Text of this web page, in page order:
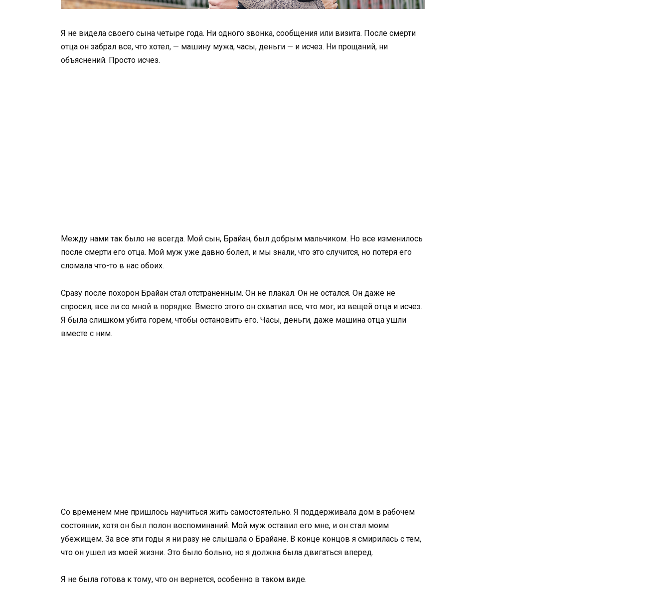
Я не видела своего сына четыре года. Ни одного звонка, сообщения или визита. После смерти
отца он забрал все, что хотел, — машину мужа, часы, деньги — и исчез. Ни прощаний, ни
объяснений. Просто исчез.
Между нами так было не всегда. Мой сын, Брайан, был добрым мальчиком. Но все изменилось
после смерти его отца. Мой муж уже давно болел, и мы знали, что это случится, но потеря его
сломала что-то в нас обоих.
Сразу после похорон Брайан стал отстраненным. Он не плакал. Он не остался. Он даже не
спросил, все ли со мной в порядке. Вместо этого он схватил все, что мог, из вещей отца и исчез.
Я была слишком убита горем, чтобы остановить его. Часы, деньги, даже машина отца ушли
вместе с ним.
Со временем мне пришлось научиться жить самостоятельно. Я поддерживала дом в рабочем
состоянии, хотя он был полон воспоминаний. Мой муж оставил его мне, и он стал моим
убежищем. За все эти годы я ни разу не слышала о Брайане. В конце концов я смирилась с тем,
что он ушел из моей жизни. Это было больно, но я должна была двигаться вперед.
Я не была готова к тому, что он вернется, особенно в таком виде.